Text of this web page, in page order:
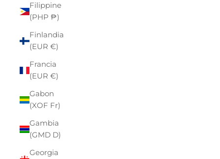
Filippine
(PHP ₱)
Finlandia
(EUR €)
Francia
(EUR €)
Gabon
(XOF Fr)
Gambia
(GMD D)
Georgia